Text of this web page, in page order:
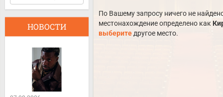
НОВОСТИ
По Вашему запросу ничего не
местонахождение определено как
выберитедругое место.